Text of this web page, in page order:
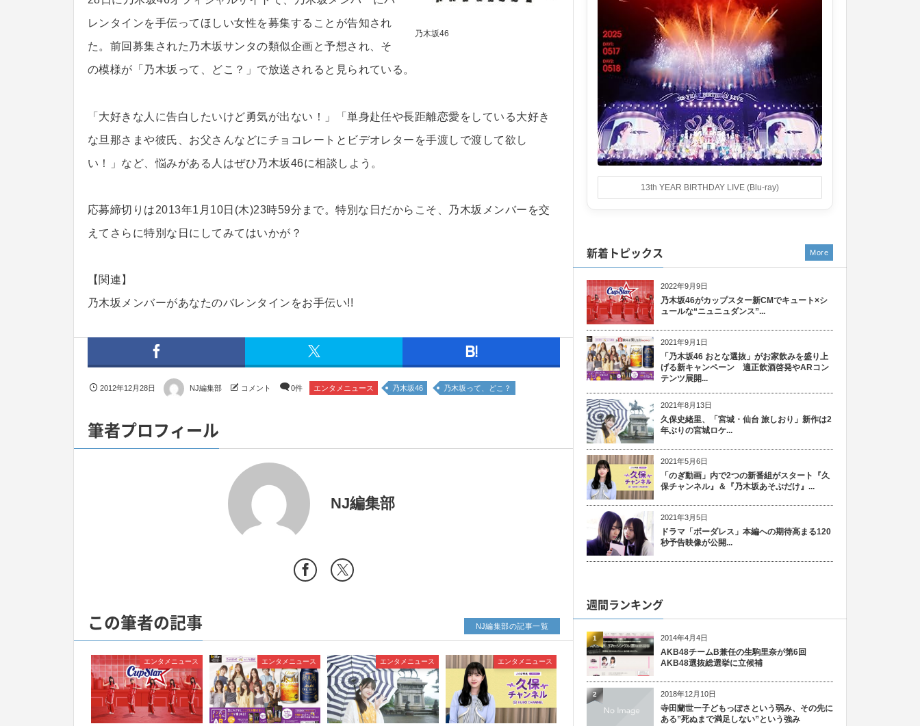
乃木坂46
レンタインを手伝ってほしい女性を募集することが告知され
た。前回募集された乃木坂サンタの類似企画と予想され、そ
の模様が「乃木坂って、どこ？」で放送されると見られている。
「大好きな人に告白したいけど勇気が出ない！」「単身赴任や長距離恋愛をしている大好き
な旦那さまや彼氏、お父さんなどにチョコレートとビデオレターを手渡しで渡して欲し
い！」など、悩みがある人はぜひ乃木坂46に相談しよう。
応募締切りは2013年1月10日(木)23時59分まで。特別な日だからこそ、乃木坂メンバーを交
えてさらに特別な日にしてみてはいかが？
【関連】
乃木坂メンバーがあなたのバレンタインをお手伝い!!
2012年12月28日 NJ編集部 コメント 0件 エンタメニュース 乃木坂46 乃木坂って、どこ？
筆者プロフィール
NJ編集部
この筆者の記事
エンタメニュース エンタメニュース エンタメニュース エンタメニュース
NJ編集部の記事一覧
13th YEAR BIRTHDAY LIVE (Blu-ray)
新着トピックス
2022年9月9日
乃木坂46がカップスター新CMでキュート×シ
ュールな“ニュニュダンス”...
2021年9月1日
「乃木坂46 おとな選抜」がお家飲みを盛り上
げる新キャンペーン 適正飲酒啓発やARコン
テンツ展開...
2021年8月13日
久保史緒里、「宮城・仙台 旅しおり」新作は2
年ぶりの宮城ロケ...
2021年5月6日
「のぎ動画」内で2つの新番組がスタート『久
保チャンネル』＆『乃木坂あそぶだけ』...
2021年3月5日
ドラマ「ボーダレス」本編への期待高まる120
秒予告映像が公開...
More
週間ランキング
2014年4月4日
AKB48チームB兼任の生駒里奈が第6回
AKB48選抜総選挙に立候補
1
2018年12月10日
寺田蘭世ー子どもっぽさという弱み、その先に
ある”死ぬまで満足しない”という強み
2